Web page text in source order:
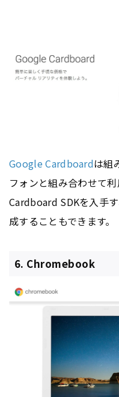
Google Cardboardは組
フォンと組み合わせて利
Cardboard SDKを入手
成することもできます。
6. Chromebook